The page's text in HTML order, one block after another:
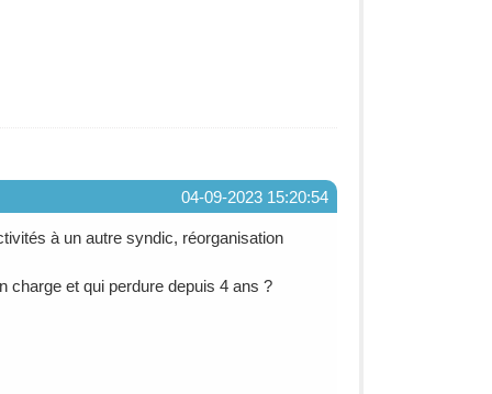
04-09-2023 15:20:54
à un autre syndic, réorganisation
charge et qui perdure depuis 4 ans ?